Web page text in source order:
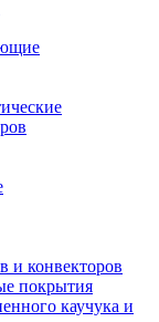
и конвекторов
покрытия
каучука и